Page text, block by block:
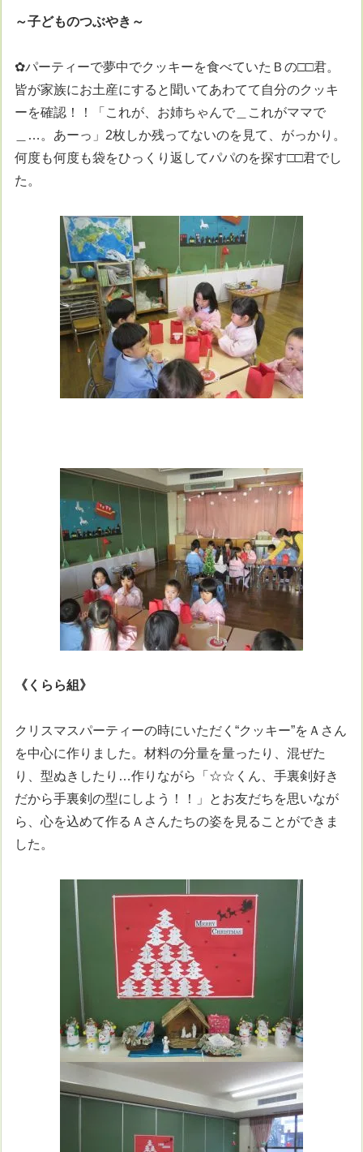
～子どものつぶやき～
✿パーティーで夢中でクッキーを食べていたＢの□□君。
皆が家族にお土産にすると聞いてあわてて自分のクッキ
ーを確認！！「これが、お姉ちゃんで＿これがママで
＿…。あーっ」2枚しか残ってないのを見て、がっかり。
何度も何度も袋をひっくり返してパパのを探す□□君でし
た。
《 くらら組 》
クリスマスパーティーの時にいただく“クッキー”をＡさん
を中心に作りました。材料の分量を量ったり、混ぜた
り、型ぬきしたり…作りながら「☆☆くん、手裏剣好き
だから手裏剣の型にしよう！！」とお友だちを思いなが
ら、心を込めて作るＡさんたちの姿を見ることができま
した。